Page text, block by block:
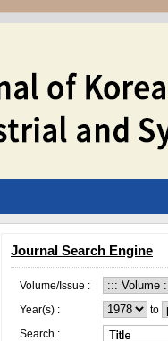
Journal Search Engine
Volume/Issue :
Year(s) :
to
Search :